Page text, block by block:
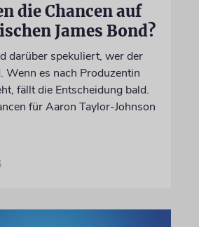
die Chancen auf
James Bond?
darüber spekuliert, wer der
Wenn es nach Produzentin
fällt die Entscheidung bald.
für Aaron Taylor-Johnson